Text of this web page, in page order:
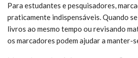
Para estudantes e pesquisadores,
praticamente indispensáveis. Quando
livros ao mesmo tempo ou revisando
os marcadores podem ajudar a manter-